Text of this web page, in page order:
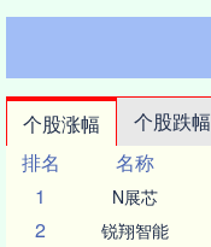
个股涨幅 个股跌幅
排名
名称
1
N展芯
2 锐翔智能